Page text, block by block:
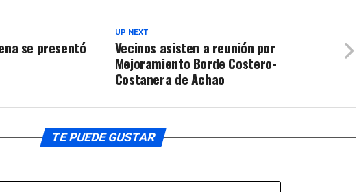
disminuir
UP NEXT
Vecinos asisten a reunión por
Mejoramiento Borde Costero-
Costanera de Achao
se presentó
TE PUEDE GUSTAR